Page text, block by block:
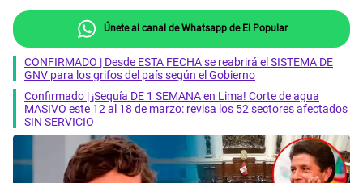
Únete al canal de Whatsapp de El Popular
CONFIRMADO | Desde ESTA FECHA se reabrirá el SISTEMA DE
GNV para los grifos del país según el Gobierno
Confirmado | ¡Sequía DE 1 SEMANA en Lima! Corte de agua
MASIVO este 12 al 18 de marzo: revisa los 52 sectores afectados
SIN SERVICIO